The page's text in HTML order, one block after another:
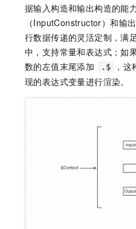
据输入构造和输出构造的能
（InputConstructor）和输
行数据传递的灵活定制，满
中，支持常量和表达式；如
数的左值末尾添加
.$
，
现的表达式变量进行渲染。